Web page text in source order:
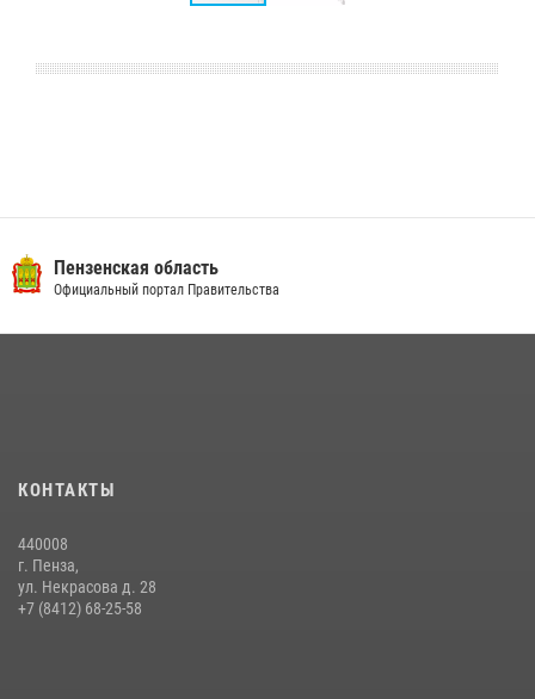
Пензенская область
Официальный портал Правительства
КОНТАКТЫ
440008
г. Пенза,
ул. Некрасова д. 28
+7 (8412) 68-25-58